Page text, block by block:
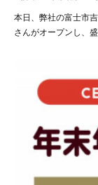
本日、弊社の富士市
さんがオープンし、